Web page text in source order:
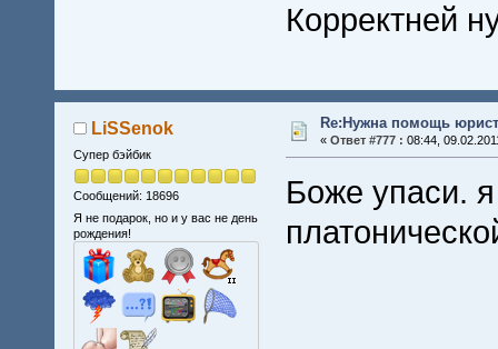
Корректней
LiSSenok
Супер бэйбик
Сообщений: 18696
Я не подарок, но и у вас не день
рождения!
Re:Нужна помощь
« Ответ #777 : 08:44,
Боже упаси.